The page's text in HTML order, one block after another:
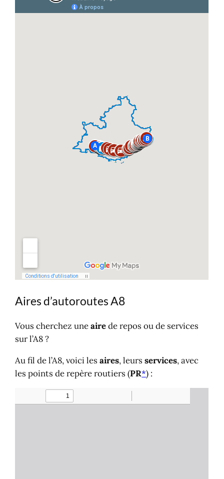
Aires d’autoroutes A8
Vous cherchez uneairede repos ou de services
sur l’A8 ?
Au fil de l’A8, voici lesaires, leursservices, avec
les points de repère routiers (PR*) :